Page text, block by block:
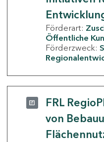
Förderart:
Öffentliche
Förderzweck:
FRL
von